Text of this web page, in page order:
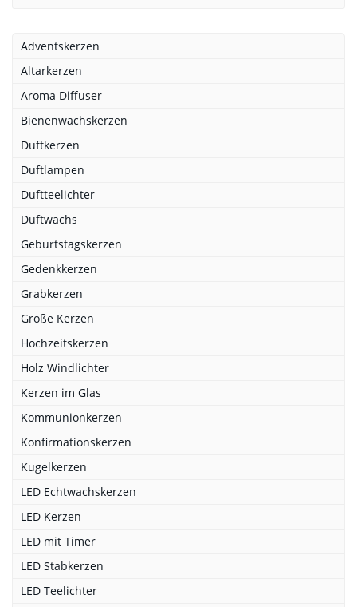
Adventskerzen
Altarkerzen
Aroma Diffuser
Bienenwachskerzen
Duftkerzen
Duftlampen
Duftteelichter
Duftwachs
Geburtstagskerzen
Gedenkkerzen
Grabkerzen
Große Kerzen
Hochzeitskerzen
Holz Windlichter
Kerzen im Glas
Kommunionkerzen
Konfirmationskerzen
Kugelkerzen
LED Echtwachskerzen
LED Kerzen
LED mit Timer
LED Stabkerzen
LED Teelichter